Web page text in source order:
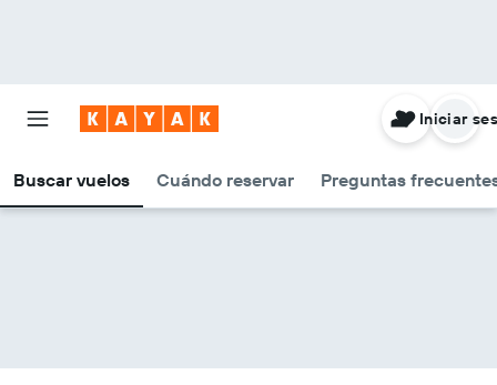
Buscar vuelos Cuándo reservar Preguntas
Iniciar